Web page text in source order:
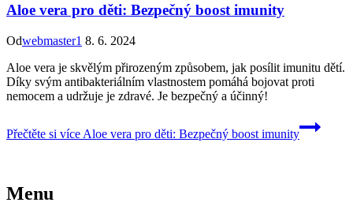
Aloe vera pro děti: Bezpečný boost imunity
Odwebmaster1 8. 6. 2024
Aloe vera je skvělým přirozeným způsobem, jak posílit imunitu dětí.
Díky svým antibakteriálním vlastnostem pomáhá bojovat proti
nemocem a udržuje je zdravé. Je bezpečný a účinný!
Přečtěte si více Aloe vera pro děti: Bezpečný boost imunity
Menu